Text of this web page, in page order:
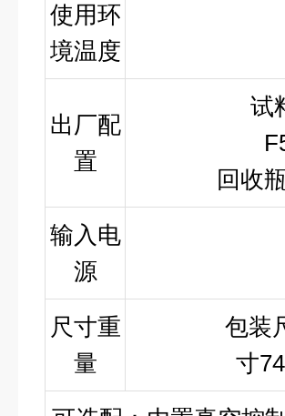
使用环
境温度
出厂配
置
试
回收
输入电
源
尺寸重
量
包装
寸